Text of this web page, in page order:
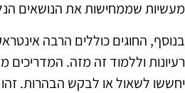
מעשיות שממחישות את הנושאים
בנוסף, החוגים כוללים הרבה
רעיונות וללמוד זה מזה.
יחששו לשאול או לבקש הבהרות.